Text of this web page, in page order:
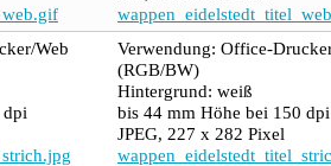
Web
dpi
Verwendung: Office-
(RGB/BW)
Hintergrund: weiß
bis 44 mm Höhe bei 150 dpi
JPEG, 227 x 282 Pixel